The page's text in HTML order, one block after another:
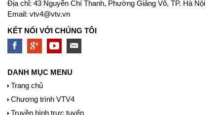
Địa chỉ: 43 Nguyễn Chí Thanh, Phường Giảng Võ, TP. Hà Nội
Email: vtv4@vtv.vn
KẾT NỐI VỚI CHÚNG TÔI
DANH MỤC MENU
Trang chủ
Chương trình VTV4
Truyền hình trực tuyến